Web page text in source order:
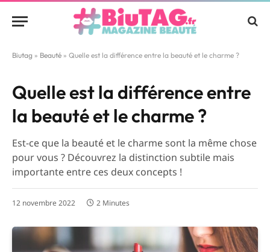
Biutag » Beauté » Quelle est la différence entre la beauté et le charme ?
Quelle est la différence entre
la beauté et le charme ?
Est-ce que la beauté et le charme sont la même chose
pour vous ? Découvrez la distinction subtile mais
importante entre ces deux concepts !
12 novembre 2022 2 Minutes